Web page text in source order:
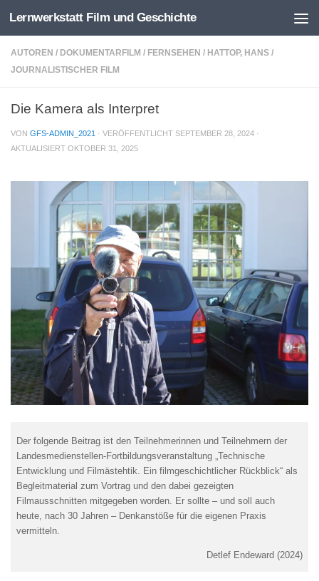
Zum Inhalt springen
Lernwerkstatt Film und Geschichte
AUTOREN / DOKUMENTARFILM / FERNSEHEN / HATTOP, HANS /
JOURNALISTISCHER FILM
Die Kamera als Interpret
VON GFS-ADMIN_2021 · VERÖFFENTLICHT SEPTEMBER 28, 2024 ·
AKTUALISIERT OKTOBER 31, 2025
Der folgende Beitrag ist den Teilnehmerinnen und Teilnehmern der
Landesmedienstellen-Fortbildungsveranstaltung „Technische
Entwicklung und Filmästehtik. Ein filmgeschichtlicher Rückblick“ als
Begleitmaterial zum Vortrag und den dabei gezeigten
Filmausschnitten mitgegeben worden. Er sollte – und soll auch
heute, nach 30 Jahren – Denkanstöße für die eigenen Praxis
vermitteln.
Detlef Endeward (2024)